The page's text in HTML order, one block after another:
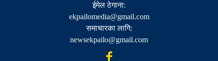
ईमेल ठेगाना:
ekpailomedia@gmail.com
समाचारका लागि:
newsekpailo@gmail.com